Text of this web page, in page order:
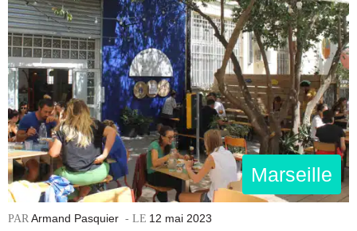
Marseille
Armand Pasquier 12 mai 2023